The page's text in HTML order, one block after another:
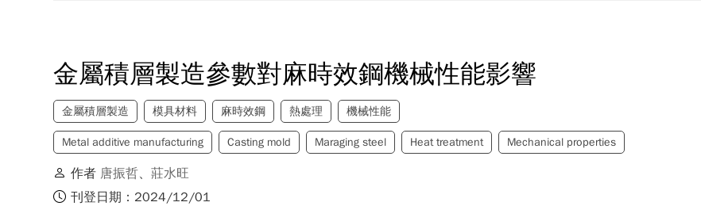
金屬積層製造參數對麻時效鋼機械性能影響
金屬積層製造 模具材料 麻時效鋼 熱處理 機械性能
Metal additive manufacturing Casting mold Maraging steel Heat treatment Mechanical properties
作者 唐振哲、莊水旺
刊登日期：2024/12/01